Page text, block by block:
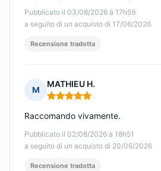
Pubblicato il 03/08/2026 à 17h59
a seguito di un acquisto di 17/06/2026
Recensione tradotta
M
MATHIEU H.
Nota: 5 su 5
Pubblicato il 02/08/2026 à 18h51
a seguito di un acquisto di 20/06/2026
Raccomando vivamente.
Recensione tradotta